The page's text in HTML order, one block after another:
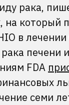
рака,
который
в
печени
FDA
семи